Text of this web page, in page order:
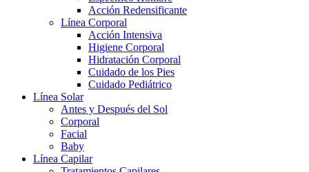
Acción Redensificante
Línea Corporal
Acción Intensiva
Higiene Corporal
Hidratación Corporal
Cuidado de los Pies
Cuidado Pediátrico
Línea Solar
Antes y Después del Sol
Corporal
Facial
Baby
Línea Capilar